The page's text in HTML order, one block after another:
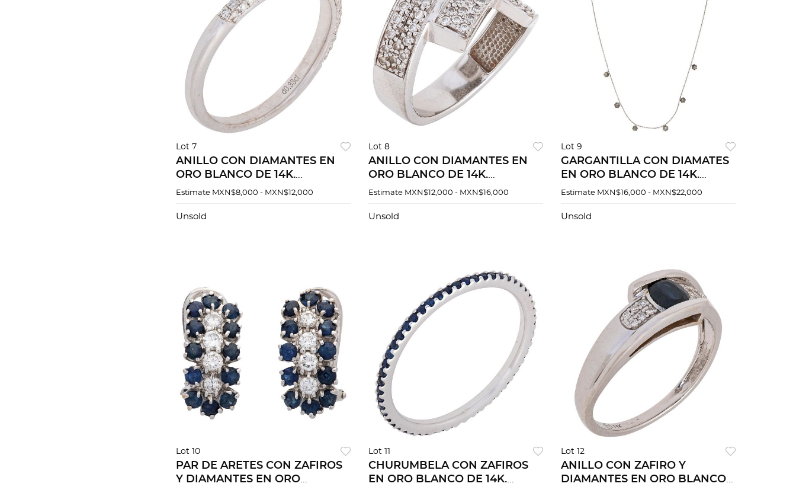
Lot 7
ANILLO CON DIAMANTES EN
ORO BLANCO DE 14K.
Diamantes corte brillante ~0.33
Estimate MXN$8,000 - MXN$12,000
Unsold
Lot 8
ANILLO CON DIAMANTES EN
ORO BLANCO DE 14K.
Diamantes corte brillante ~0.40
Estimate MXN$12,000 - MXN$16,000
Unsold
Lot 9
GARGANTILLA CON DIAMATES
EN ORO BLANCO DE 14K.
Diamantes corte hexagonal
Estimate MXN$16,000 - MXN$22,000
Unsold
Lot 10
PAR DE ARETES CON ZAFIROS
Y DIAMANTES EN ORO
Lot 11
CHURUMBELA CON ZAFIROS
EN ORO BLANCO DE 14K.
Lot 12
ANILLO CON ZAFIRO Y
DIAMANTES EN ORO BLANCO